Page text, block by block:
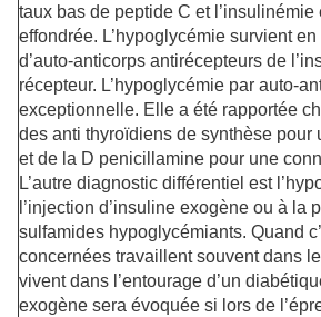
taux bas de peptide C et
effondrée. L’hypoglycémie survient
d’auto-anticorps antirécepteurs de
récepteur. L’hypoglycémie par auto-
exceptionnelle. Elle a été rapportée
des anti thyroïdiens de synthèse pour
et de la D penicillamine pour une
L’autre diagnostic différentiel est
l’injection d’insuline exogène ou à la
sulfamides hypoglycémiants. Quand
concernées travaillent souvent dans
vivent dans l’entourage d’un
exogène sera évoquée si lors de